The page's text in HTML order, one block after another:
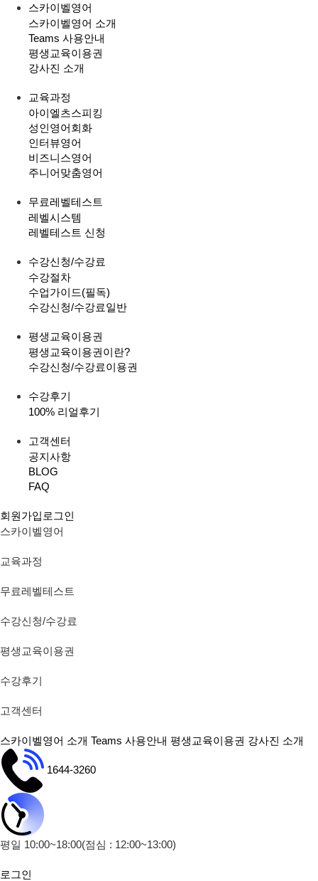
스카이벨영어
스카이벨영어 소개
Teams 사용안내
평생교육이용권
강사진 소개
교육과정
아이엘츠스피킹
성인영어회화
인터뷰영어
비즈니스영어
주니어맞춤영어
무료레벨테스트
레벨시스템
레벨테스트 신청
수강신청/수강료
수강절차
수업가이드(필독)
수강신청/수강료일반
평생교육이용권
평생교육이용권이란?
수강신청/수강료이용권
수강후기
100% 리얼후기
고객센터
공지사항
BLOG
FAQ
회원가입 로그인
스카이벨영어
교육과정
무료레벨테스트
수강신청/수강료
평생교육이용권
수강후기
고객센터
스카이벨영어 소개 Teams 사용안내 평생교육이용권 강사진 소개
1644-3260
평일 10:00~18:00(점심 : 12:00~13:00)
로그인